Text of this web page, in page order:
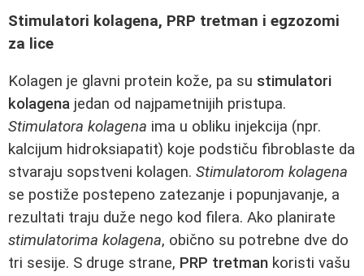
Stimulatori kolagena, PRP tretman i egzozomi
za lice
Kolagen je glavni protein kože, pa su stimulatori
kolagena jedan od najpametnijih pristupa.
Stimulatora kolagena ima u obliku injekcija (npr.
kalcijum hidroksiapatit) koje podstiču fibroblaste da
stvaraju sopstveni kolagen. Stimulatorom kolagena
se postiže postepeno zatezanje i popunjavanje, a
rezultati traju duže nego kod filera. Ako planirate
stimulatorima kolagena, obično su potrebne dve do
tri sesije. S druge strane, PRP tretman koristi vašu